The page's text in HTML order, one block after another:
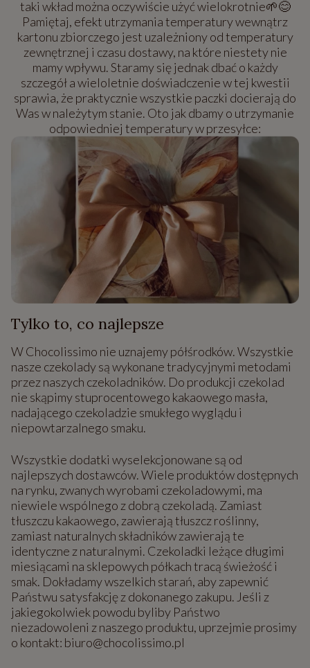
taki wkład można oczywiście użyć wielokrotnie🌱😊
Pamiętaj, efekt utrzymania temperatury wewnątrz
kartonu zbiorczego jest uzależniony od temperatury
zewnętrznej i czasu dostawy, na które niestety nie
mamy wpływu. Staramy się jednak dbać o każdy
szczegół a wieloletnie doświadczenie w tej kwestii
sprawia, że praktycznie wszystkie paczki docierają do
Was w należytym stanie. Oto jak dbamy o utrzymanie
odpowiedniej temperatury w przesyłce:
Tylko to, co najlepsze
W Chocolissimo nie uznajemy półśrodków. Wszystkie
nasze czekolady są wykonane tradycyjnymi metodami
przez naszych czekoladników. Do produkcji czekolad
nie skąpimy stuprocentowego kakaowego masła,
nadającego czekoladzie smukłego wyglądu i
niepowtarzalnego smaku.
Wszystkie dodatki wyselekcjonowane są od
najlepszych dostawców. Wiele produktów dostępnych
na rynku, zwanych wyrobami czekoladowymi, ma
niewiele wspólnego z dobrą czekoladą. Zamiast
tłuszczu kakaowego, zawierają tłuszcz roślinny,
zamiast naturalnych składników zawierają te
identyczne z naturalnymi. Czekoladki leżące długimi
miesiącami na sklepowych półkach tracą świeżość i
smak. Dokładamy wszelkich starań, aby zapewnić
Państwu satysfakcję z dokonanego zakupu. Jeśli z
jakiegokolwiek powodu byliby Państwo
niezadowoleni z naszego produktu, uprzejmie prosimy
o kontakt: biuro@chocolissimo.pl